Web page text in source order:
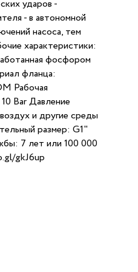
ударов -
- в автономной
насоса, тем
характеристики:
фосфором
фланца:
Рабочая
Bar Давление
и другие среды
размер: G1"
7 лет или 100 000
gkJ6up